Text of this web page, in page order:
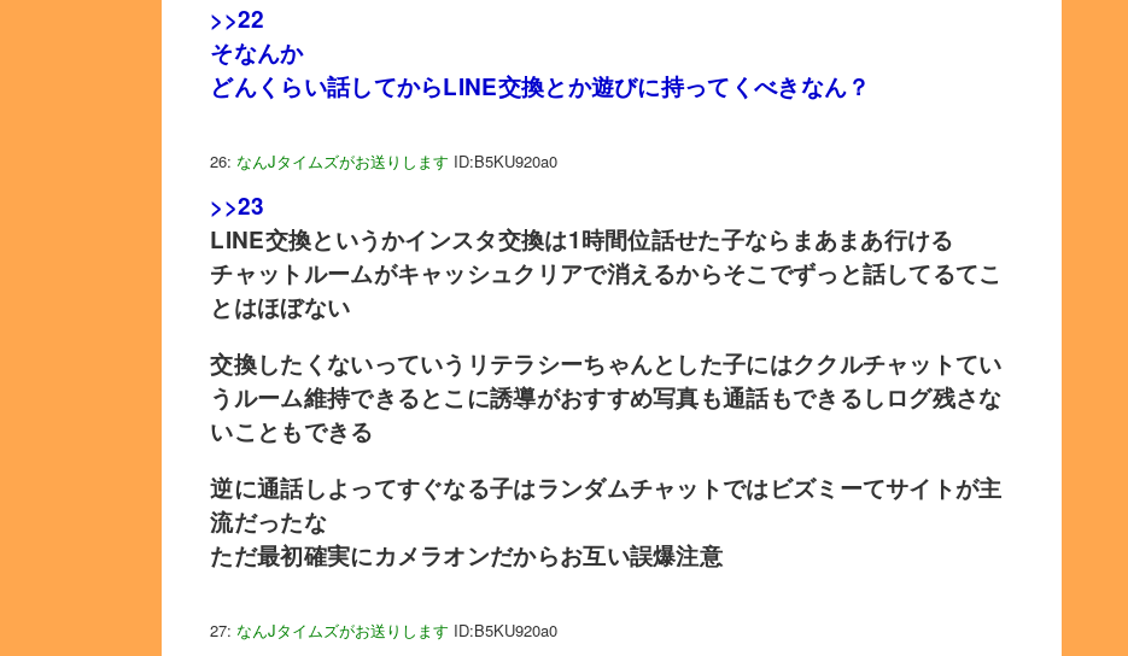
>>22
そなんか
どんくらい話してからLINE交換とか遊びに持ってくべきなん？
26:なんJタイムズがお送りします ID:B5KU920a0
>>23
LINE交換というかインスタ交換は1時間位話せた子ならまあまあ行ける
チャットルームがキャッシュクリアで消えるからそこでずっと話してるてこ
とはほぼない
交換したくないっていうリテラシーちゃんとした子にはククルチャットてい
うルーム維持できるとこに誘導がおすすめ写真も通話もできるしログ残さな
いこともできる
逆に通話しよってすぐなる子はランダムチャットではビズミーてサイトが主
流だったな
ただ最初確実にカメラオンだからお互い誤爆注意
27:なんJタイムズがお送りします ID:B5KU920a0